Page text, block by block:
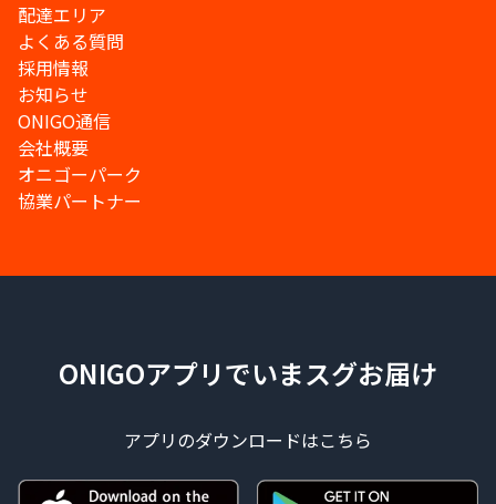
配達エリア
よくある質問
採用情報
お知らせ
ONIGO通信
会社概要
オニゴーパーク
協業パートナー
ONIGOアプリでいまスグお届け
アプリのダウンロードはこちら